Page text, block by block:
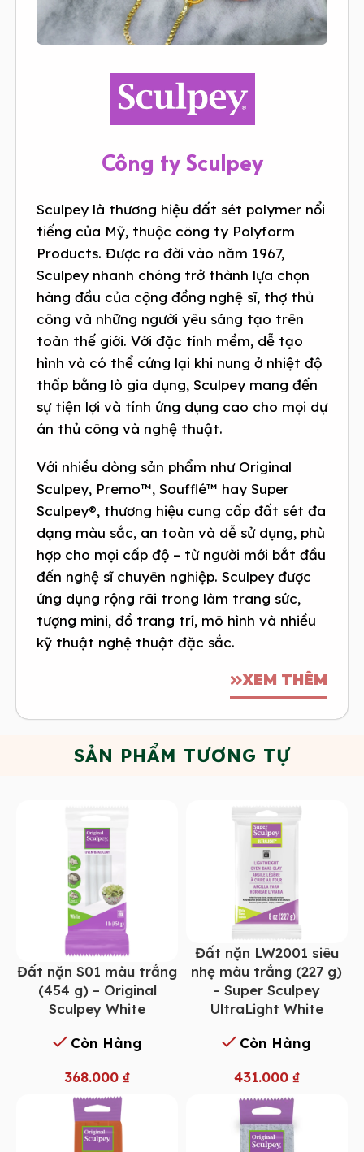
Công ty Sculpey
Sculpey là thương hiệu đất sét polymer nổi
tiếng của Mỹ, thuộc công ty Polyform
Products. Được ra đời vào năm 1967,
Sculpey nhanh chóng trở thành lựa chọn
hàng đầu của cộng đồng nghệ sĩ, thợ thủ
công và những người yêu sáng tạo trên
toàn thế giới. Với đặc tính mềm, dễ tạo
hình và có thể cứng lại khi nung ở nhiệt độ
thấp bằng lò gia dụng, Sculpey mang đến
sự tiện lợi và tính ứng dụng cao cho mọi dự
án thủ công và nghệ thuật.
Với nhiều dòng sản phẩm như Original
Sculpey, Premo™, Soufflé™ hay Super
Sculpey®, thương hiệu cung cấp đất sét đa
dạng màu sắc, an toàn và dễ sử dụng, phù
hợp cho mọi cấp độ – từ người mới bắt đầu
đến nghệ sĩ chuyên nghiệp. Sculpey được
ứng dụng rộng rãi trong làm trang sức,
tượng mini, đồ trang trí, mô hình và nhiều
kỹ thuật nghệ thuật đặc sắc.
XEM THÊM
SẢN PHẨM TƯƠNG TỰ
Đất nặn S01 màu trắng
(454 g) – Original
Sculpey White
Còn Hàng
368.000 ₫
Đất nặn LW2001 siêu
nhẹ màu trắng (227 g)
– Super Sculpey
UltraLight White
Còn Hàng
431.000 ₫